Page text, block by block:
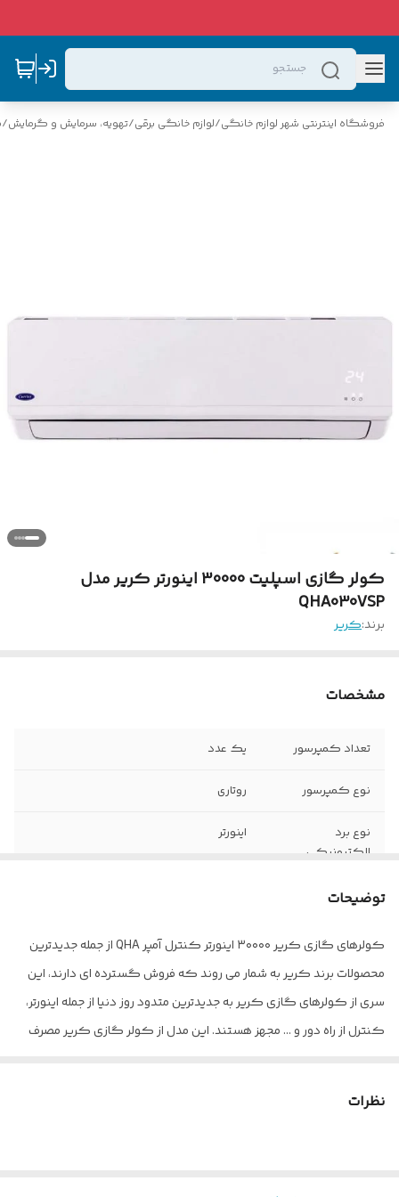
فروشگاه اینترنتی شهر لوازم خانگی/لوازم خانگی برقی/تهویه، سرمایش و گرمایش/
کولر گازی اسپلیت 30000 اینورتر کریر مدل
QHA030VSP
برند:کریر
مشخصات
تعداد کمپرسور یک عدد
نوع کمپرسور روتاری
نوع برد
الکترونیکی
اینورتر
نوع گاز (مبرد) R410A
اقلام همراه ریموت کنترل
شناسه 2800003918177
توضیحات
کولرهای گازی کریر ۳۰۰۰۰ اینورتر کنترل آمپر QHA از جمله جدیدترین
محصولات برند کریر به شمار می روند که فروش گسترده ای دارند، این
سری از کولرهای گازی کریر به جدیدترین متدود روز دنیا از جمله اینورتر،
کنترل از راه دور و … مجهز هستند. این مدل از کولر گازی کریر مصرف
نظرات